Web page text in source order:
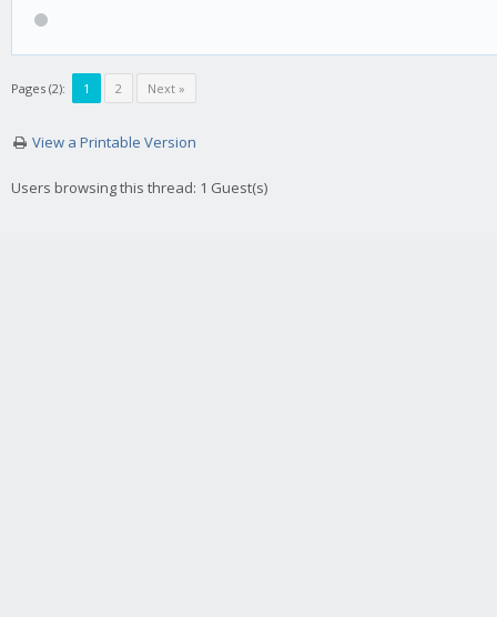
Pages (2): 1 2 Next »
View a Printable Version
Users browsing this thread: 1 Guest(s)